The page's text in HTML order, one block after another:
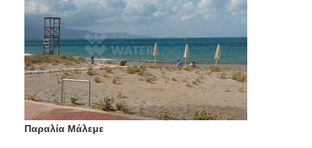
Παραλία Μάλεμε